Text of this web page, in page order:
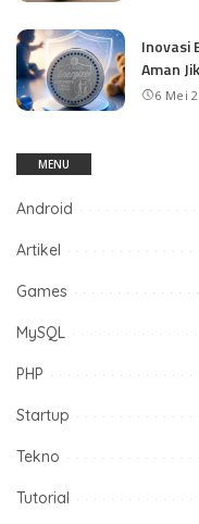
Inovasi
Aman
6 Mei
MENU
Android
Artikel
Games
MySQL
PHP
Startup
Tekno
Tutorial